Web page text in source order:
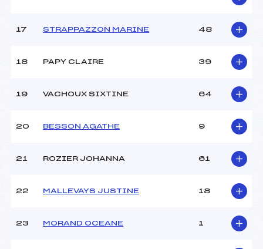
Catégorie :
Min
17 STRAPPAZZON MARINE 48
18 PAPY CLAIRE 39
19 VACHOUX SIXTINE 64
20 BESSON AGATHE 9
21 ROZIER JOHANNA 61
22 MALLEVAYS JUSTINE 18
23 MORAND OCEANE 1